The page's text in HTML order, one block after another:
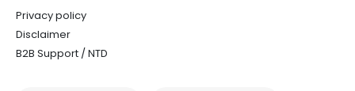
Privacy policy
Disclaimer
B2B Support / NTD